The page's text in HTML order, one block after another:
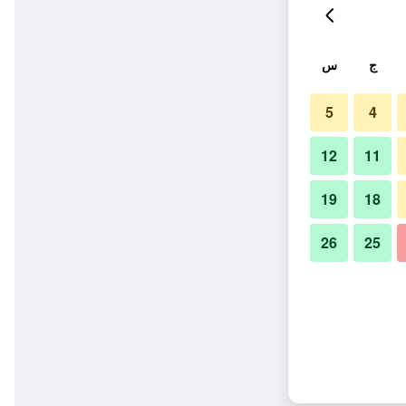
ج س
4
5
11
12
18
19
25
26